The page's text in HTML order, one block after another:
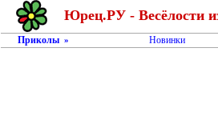
Юрец.РУ - Весёлости
Приколы » Новинки